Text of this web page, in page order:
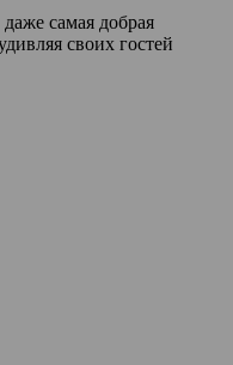
самая добрая
своих гостей